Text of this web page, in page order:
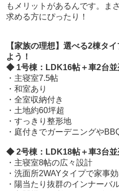
もメリットがあるんです。ま
求める方にぴったり！
【家族の理想】選べる2棟タ
よう！
◆ 1号棟：LDK16帖＋車2台並
・主寝室7.5帖
・和室あり
・全室収納付き
・土地約60坪超
・すっきり整形地
・庭付きでガーデニングや
◆ 2号棟：LDK18帖＋車3台並
・主寝室8帖の広々設計
・洗面所2WAYタイプで家事
・陽当たり抜群のインナーバ